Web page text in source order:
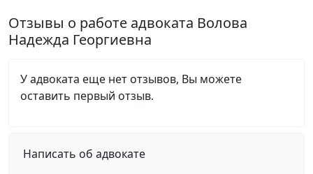
Отзывы о работе адвоката Волова
Надежда Георгиевна
У адвоката еще нет отзывов, Вы можете
оставить первый отзыв.
Написать об адвокате